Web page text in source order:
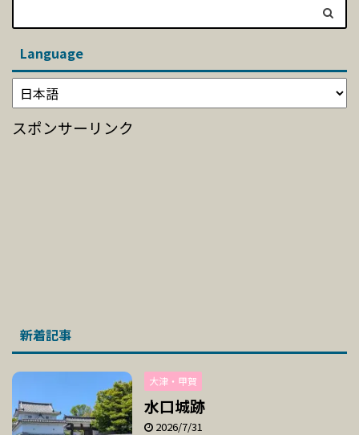
Language
スポンサーリンク
新着記事
大津・甲賀
水口城跡
2026/7/31